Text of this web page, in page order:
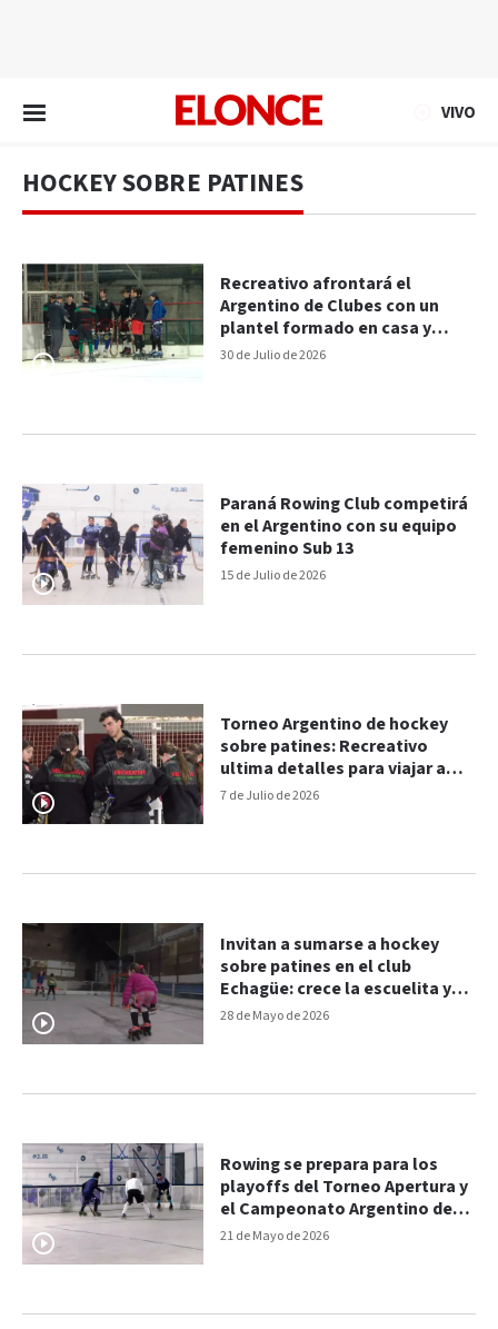
VIVO
HOCKEY SOBRE PATINES
30 de Julio de 2026
Recreativo afrontará el
Argentino de Clubes con un
plantel formado en casa y
mucha ilusión
15 de Julio de 2026
Paraná Rowing Club competirá
en el Argentino con su equipo
femenino Sub 13
7 de Julio de 2026
Torneo Argentino de hockey
sobre patines: Recreativo
ultima detalles para viajar a
Mendoza
28 de Mayo de 2026
Invitan a sumarse a hockey
sobre patines en el club
Echagüe: crece la escuelita y
organizan un bingo solidario
21 de Mayo de 2026
Rowing se prepara para los
playoffs del Torneo Apertura y
el Campeonato Argentino de
hockey